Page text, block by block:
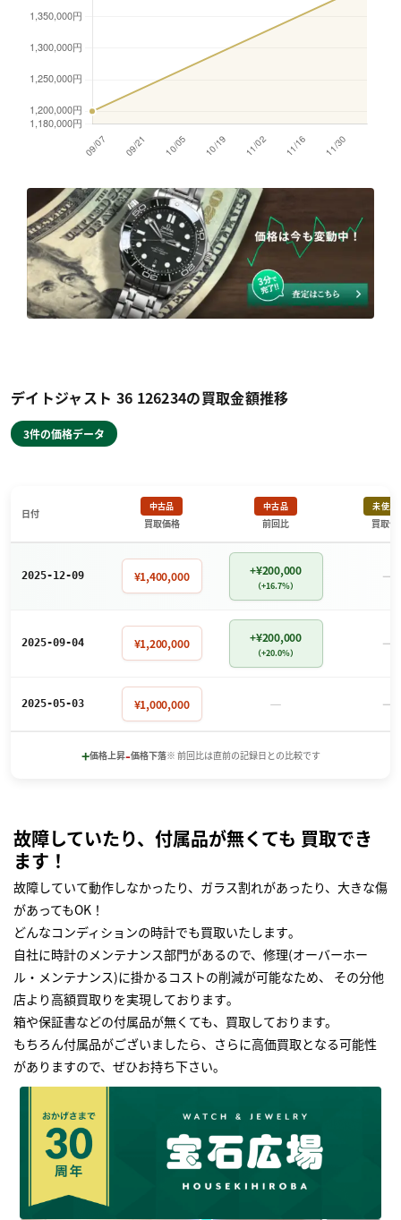
デイトジャスト 36 126234の買取金額推移
3件の価格データ
日付
中古品
買取価格
中古品
前回比
未使用
買取価
2025-12-09 ¥1,400,000 +¥200,000
（+16.7%） －
2025-09-04 ¥1,200,000 +¥200,000
（+20.0%） －
2025-05-03 ¥1,000,000 － －
+価格上昇-価格下落※ 前回比は直前の記録日との比較です
故障していたり、付属品が無くても 買取でき
ます！
故障していて動作しなかったり、ガラス割れがあったり、大きな傷
があってもOK！
どんなコンディションの時計でも買取いたします｡
自社に時計のメンテナンス部門があるので、修理(オーバーホー
ル・メンテナンス)に掛かるコストの削減が可能なため、 その分他
店より高額買取りを実現しております｡
箱や保証書などの付属品が無くても、買取しております。
もちろん付属品がございましたら、さらに高価買取となる可能性
がありますので、ぜひお持ち下さい｡